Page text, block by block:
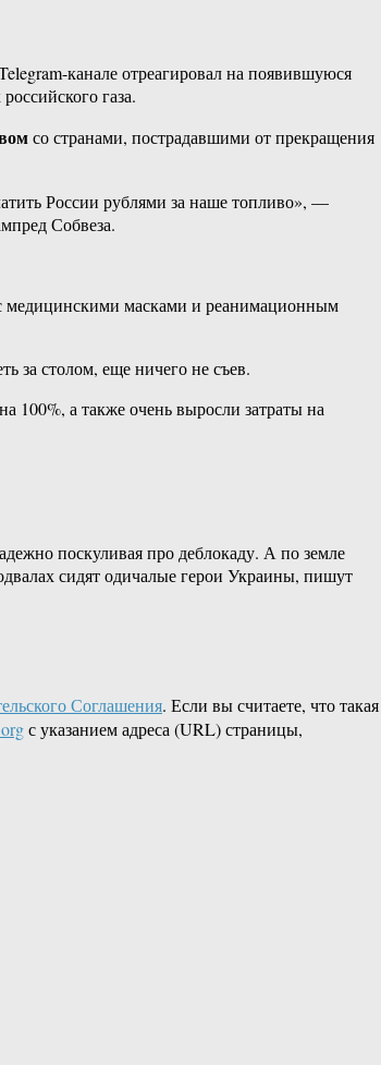
канале отреагировал на появившуюся
газа.
со странами, пострадавшими от прекращения
России рублями за наше топливо», —
Собвеза.
медицинскими масками и реанимационным
за столом, еще ничего не съев.
100%, а также очень выросли затраты на
поскуливая про деблокаду. А по земле
сидят одичалые герои Украины, пишут
Соглашения. Если вы считаете, что такая
с указанием адреса (URL) страницы,